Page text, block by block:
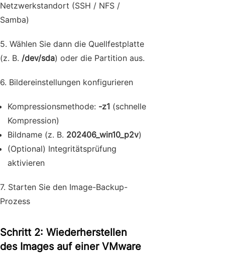
Netzwerkstandort (SSH / NFS /
Samba)
5. Wählen Sie dann die Quellfestplatte
(z. B. /dev/sda) oder die Partition aus.
6. Bildereinstellungen konfigurieren
Kompressionsmethode: -z1 (schnelle
Kompression)
Bildname (z. B. 202406_win10_p2v)
(Optional) Integritätsprüfung
aktivieren
7. Starten Sie den Image-Backup-
Prozess
Schritt 2: Wiederherstellen
des Images auf einer VMware